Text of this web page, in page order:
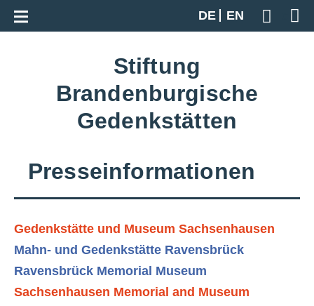
DE
EN
Geben
Zur Gesamtübersicht
Stiftung
Brandenburgische
Gedenkstätten
Presseinformationen
Gedenkstätte und Museum Sachsenhausen
Mahn- und Gedenkstätte Ravensbrück
Ravensbrück Memorial Museum
Sachsenhausen Memorial and Museum